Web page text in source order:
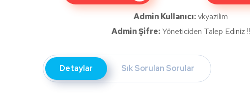
Admin Kullanıcı:vkyazilim
Admin Şifre:Yöneticiden Talep Ediniz !!
Detaylar Sık Sorulan Sorular